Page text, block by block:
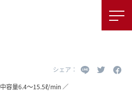
中容量6.4～15.5ℓ/min